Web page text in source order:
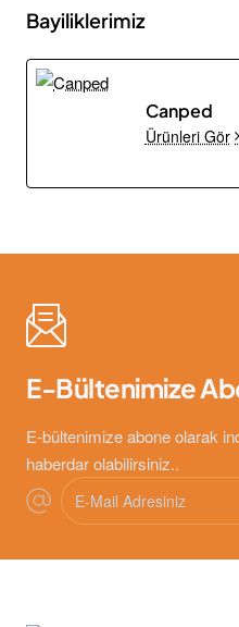
Bayiliklerimiz
Canped
Ürünleri Gör
E-Bültenimize
E-bültenimize abone olarak
haberdar olabilirsiniz..
E-
Mail
Adresiniz